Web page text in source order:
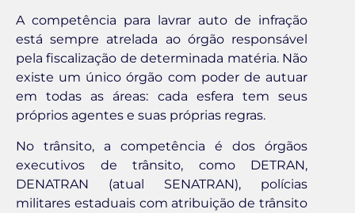
A competência para lavrar auto de infração
está sempre atrelada ao órgão responsável
pela fiscalização de determinada matéria. Não
existe um único órgão com poder de autuar
em todas as áreas: cada esfera tem seus
próprios agentes e suas próprias regras.
No trânsito, a competência é dos órgãos
executivos de trânsito, como DETRAN,
DENATRAN (atual SENATRAN), polícias
militares estaduais com atribuição de trânsito